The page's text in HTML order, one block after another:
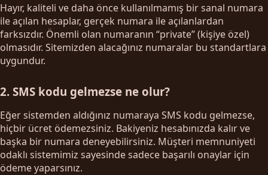
Hayır, kaliteli ve daha önce kullanılmamış bir sanal numara
ile açılan hesaplar, gerçek numara ile açılanlardan
farksızdır. Önemli olan numaranın “private” (kişiye özel)
olmasıdır. Sitemizden alacağınız numaralar bu standartlara
uygundur.
2. SMS kodu gelmezse ne olur?
Eğer sistemden aldığınız numaraya SMS kodu gelmezse,
hiçbir ücret ödemezsiniz. Bakiyeniz hesabınızda kalır ve
başka bir numara deneyebilirsiniz. Müşteri memnuniyeti
odaklı sistemimiz sayesinde sadece başarılı onaylar için
ödeme yaparsınız.